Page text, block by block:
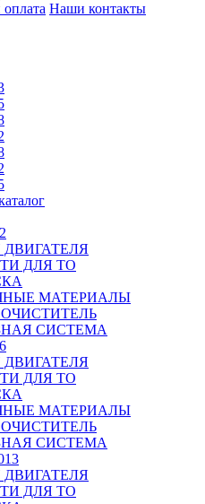
Наши контакты
ДВИГАТЕЛЯ
ДЛЯ ТО
МАТЕРИАЛЫ
СИСТЕМА
ДВИГАТЕЛЯ
ДЛЯ ТО
МАТЕРИАЛЫ
СИСТЕМА
ДВИГАТЕЛЯ
ДЛЯ ТО